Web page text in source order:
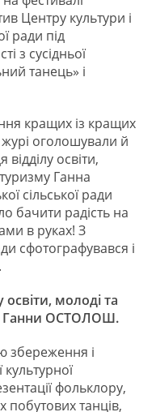
Центру культури і
ради під
з сусідньої
танець» і
кращих із кращих
оголошували й
освіти,
Ганна
сільської ради
бачити радість на
в руках! З
сфотографувався і
молоді та
Ганни ОСТОЛОШ.
збереження і
фольклору,
побутових танців,